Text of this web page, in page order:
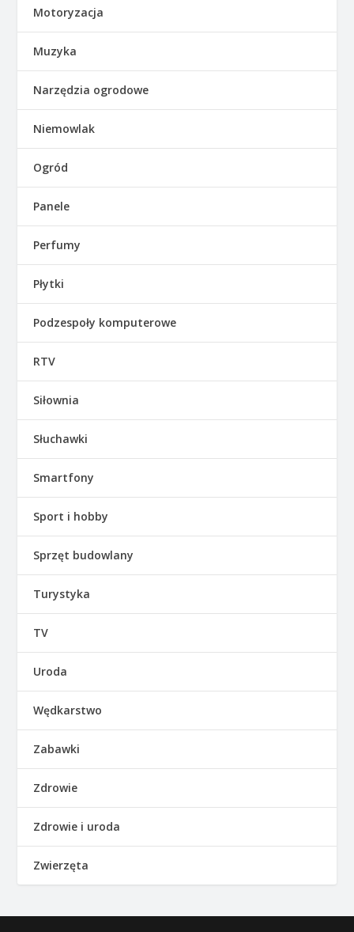
Motoryzacja
Muzyka
Narzędzia ogrodowe
Niemowlak
Ogród
Panele
Perfumy
Płytki
Podzespoły komputerowe
RTV
Siłownia
Słuchawki
Smartfony
Sport i hobby
Sprzęt budowlany
Turystyka
TV
Uroda
Wędkarstwo
Zabawki
Zdrowie
Zdrowie i uroda
Zwierzęta